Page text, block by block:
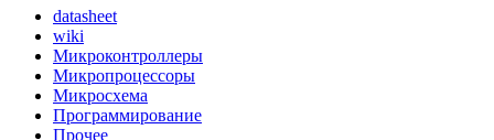
datasheet
wiki
Микроконтроллеры
Микропроцессоры
Микросхема
Программирование
Прочее